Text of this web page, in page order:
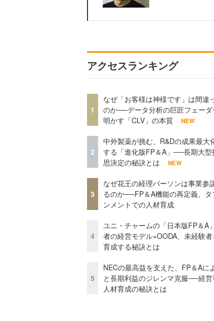
アクセスランキング
1
なぜ「お客様は神様です」は間違
のか──データ分析の巨匠フェー
明かす「CLV」の本質
NEW
2
中外製薬が挑む、R&Dの成果最大
する「進化版FP＆A」──長期大型
思決定の秘訣とは
NEW
3
なぜ花王の経理パーソンは事業参
るのか──FP＆A機能の再定義、タ
ンメントでの人材育成
4
ユニ・チャームの「日本版FP＆A
者の経営モデル×OODA、未経験
育成する秘訣とは
5
NECの最高益を支えた、FP＆Aに
と長期利益のジレンマ克服──経営
人材育成の秘訣とは